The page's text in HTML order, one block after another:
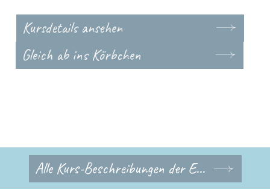
Kursdetails ansehen
Gleich ab ins Körbchen
Alle Kurs-Beschreibungen der Einzelkurse